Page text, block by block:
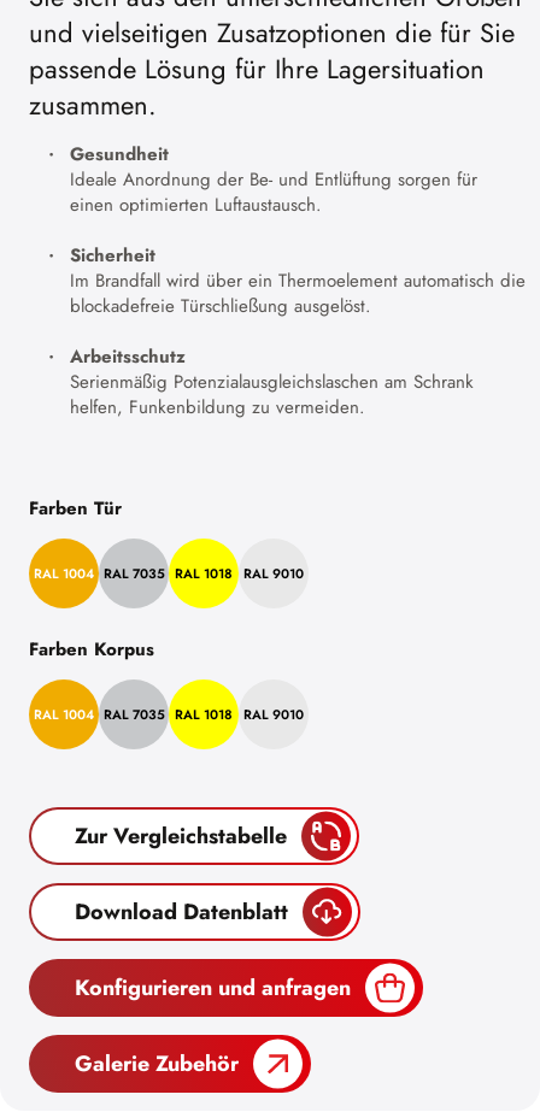
und vielseitigen Zusatzoptionen die für Sie
passende Lösung für Ihre Lagersituation
zusammen.
Gesundheit
Ideale Anordnung der Be- und Entlüftung sorgen für
einen optimierten Luftaustausch.
Sicherheit
Im Brandfall wird über ein Thermoelement automatisch die
blockadefreie Türschließung ausgelöst.
Arbeitsschutz
Serienmäßig Potenzialausgleichslaschen am Schrank
helfen, Funkenbildung zu vermeiden.
Farben Tür
RAL 1004 RAL 7035 RAL 1018 RAL 9010
Farben Korpus
RAL 1004 RAL 7035 RAL 1018 RAL 9010
Zur Vergleichstabelle
Download Datenblatt
Konfigurieren und anfragen
Galerie Zubehör